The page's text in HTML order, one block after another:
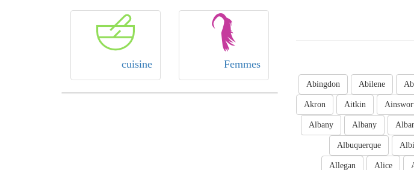
Abilene
Abingdon
Aitkin
Akron
Albany
Albany
Albuquerque
Alice
Allegan
Femmes
cuisine